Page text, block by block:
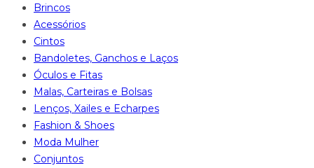
Brincos
Acessórios
Cintos
Bandoletes, Ganchos e Laços
Óculos e Fitas
Malas, Carteiras e Bolsas
Lenços, Xailes e Echarpes
Fashion & Shoes
Moda Mulher
Conjuntos